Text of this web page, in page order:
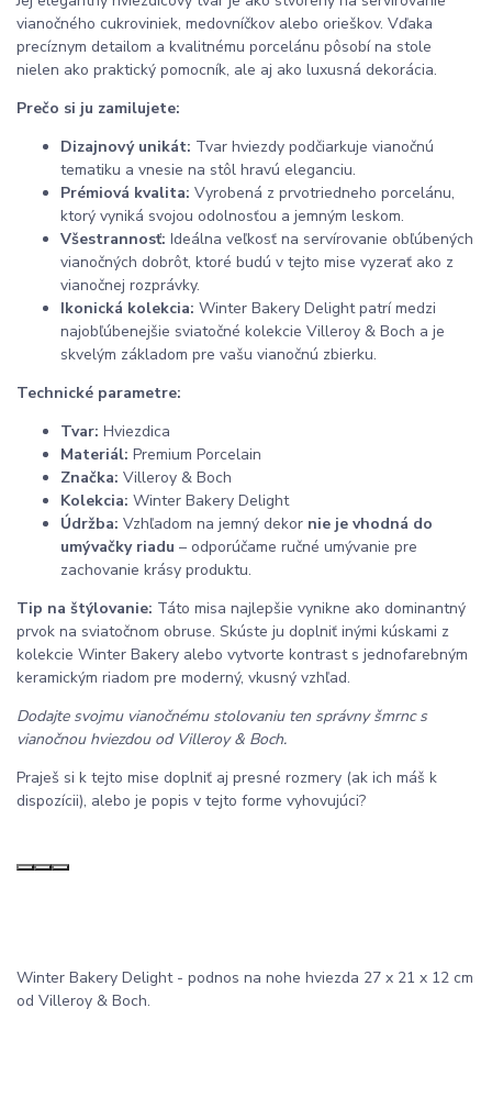
vianočného cukroviniek, medovníčkov alebo orieškov. Vďaka
precíznym detailom a kvalitnému porcelánu pôsobí na stole
nielen ako praktický pomocník, ale aj ako luxusná dekorácia.
Prečo si ju zamilujete:
Dizajnový unikát: Tvar hviezdy podčiarkuje vianočnú
tematiku a vnesie na stôl hravú eleganciu.
Prémiová kvalita: Vyrobená z prvotriedneho porcelánu,
ktorý vyniká svojou odolnosťou a jemným leskom.
Všestrannosť: Ideálna veľkosť na servírovanie obľúbených
vianočných dobrôt, ktoré budú v tejto mise vyzerať ako z
vianočnej rozprávky.
Ikonická kolekcia: Winter Bakery Delight patrí medzi
najobľúbenejšie sviatočné kolekcie Villeroy & Boch a je
skvelým základom pre vašu vianočnú zbierku.
Technické parametre:
Tvar: Hviezdica
Materiál: Premium Porcelain
Značka: Villeroy & Boch
Kolekcia: Winter Bakery Delight
Údržba: Vzhľadom na jemný dekor nie je vhodná do
umývačky riadu – odporúčame ručné umývanie pre
zachovanie krásy produktu.
Tip na štýlovanie: Táto misa najlepšie vynikne ako dominantný
prvok na sviatočnom obruse. Skúste ju doplniť inými kúskami z
kolekcie Winter Bakery alebo vytvorte kontrast s jednofarebným
keramickým riadom pre moderný, vkusný vzhľad.
Dodajte svojmu vianočnému stolovaniu ten správny šmrnc s
vianočnou hviezdou od Villeroy & Boch.
Praješ si k tejto mise doplniť aj presné rozmery (ak ich máš k
dispozícii), alebo je popis v tejto forme vyhovujúci?
Winter Bakery Delight - podnos na nohe hviezda 27 x 21 x 12 cm
od Villeroy & Boch.